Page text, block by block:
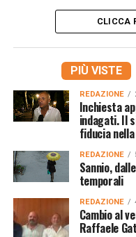
CLICCA
PIÙ VISTE
REDAZIONE
Inchiesta
indagati. Il
fiducia
REDAZIONE
Sannio,
temporali
REDAZIONE
Cambio al
Raffaele